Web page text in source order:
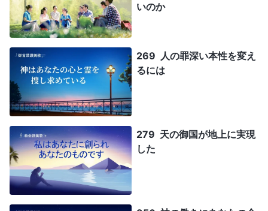
いのか
269 人の罪深い本性を変え
るには
279 天の御国が地上に実現
した